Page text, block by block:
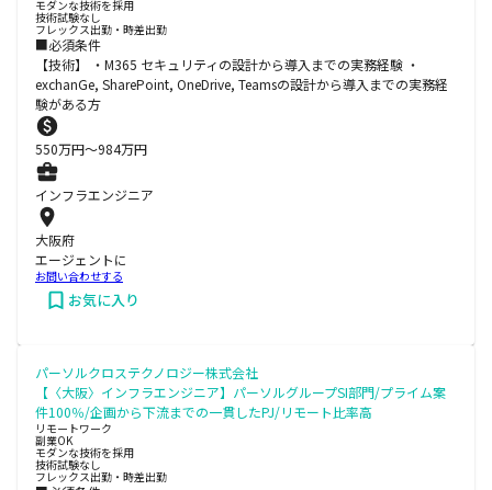
モダンな技術を採用
技術試験なし
フレックス出勤・時差出勤
■必須条件
【技術】 ・M365 セキュリティの設計から導入までの実務経験 ・
exchanGe, SharePoint, OneDrive, Teamsの設計から導入までの実務経
験がある方
550万円〜984万円
インフラエンジニア
大阪府
エージェントに
お問い合わせする
お気に入り
パーソルクロステクノロジー株式会社
【〈大阪〉インフラエンジニア】パーソルグループSI部門/プライム案
件100％/企画から下流までの一貫したPJ/リモート比率高
リモートワーク
副業OK
モダンな技術を採用
技術試験なし
フレックス出勤・時差出勤